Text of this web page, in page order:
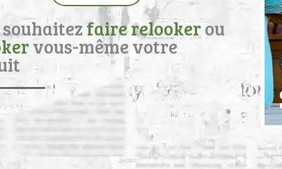
souhaitez faire relookerou
vous-même votre